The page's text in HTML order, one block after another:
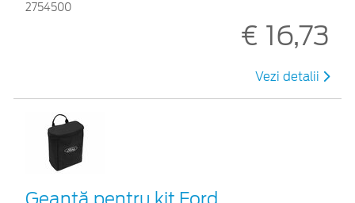
2754500
€ 16,73
Vezi detalii
Geantă pentru kit Ford